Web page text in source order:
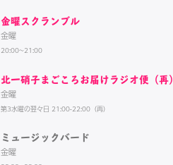
金曜スクランブル
金曜
20:00~21:00
北一硝子まごころお届けラジオ便（再）
金曜
第3水曜の翌々日 21:00-22:00（再）
ミュージックバード
金曜